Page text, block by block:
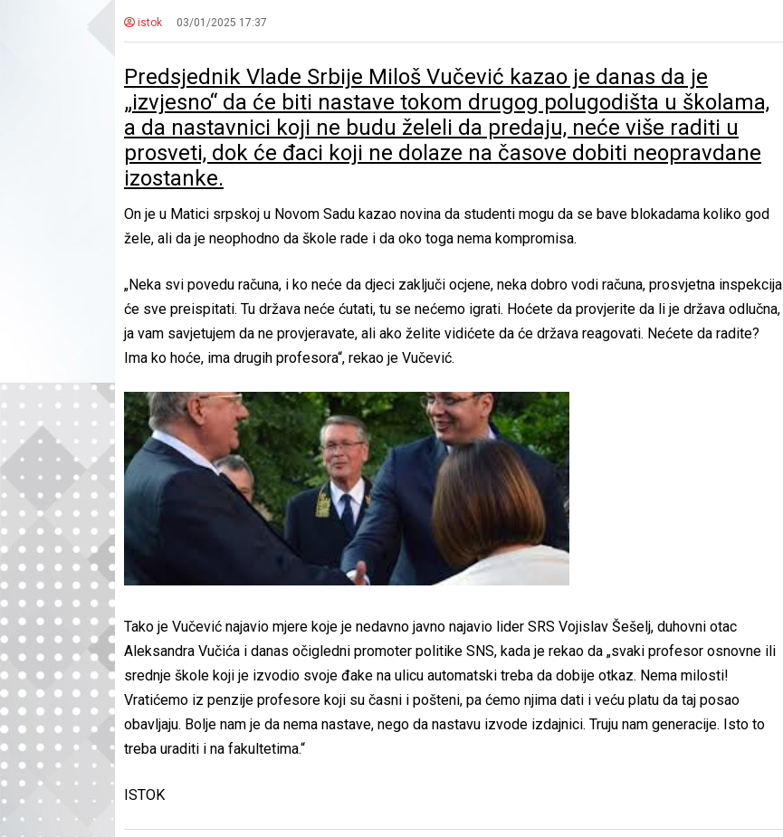
istok 03/01/2025 17:37
Predsjednik Vlade Srbije Miloš Vučević kazao je danas da je
„izvjesno“ da će biti nastave tokom drugog polugodišta u školama,
a da nastavnici koji ne budu želeli da predaju, neće više raditi u
prosveti, dok će đaci koji ne dolaze na časove dobiti neopravdane
izostanke.
On je u Matici srpskoj u Novom Sadu kazao novina da studenti mogu da se bave blokadama koliko god
žele, ali da je neophodno da škole rade i da oko toga nema kompromisa.
„Neka svi povedu računa, i ko neće da djeci zaključi ocjene, neka dobro vodi računa, prosvjetna inspekcija
će sve preispitati. Tu država neće ćutati, tu se nećemo igrati. Hoćete da provjerite da li je država odlučna,
ja vam savjetujem da ne provjeravate, ali ako želite vidićete da će država reagovati. Nećete da radite?
Ima ko hoće, ima drugih profesora“, rekao je Vučević.
Tako je Vučević najavio mjere koje je nedavno javno najavio lider SRS Vojislav Šešelj, duhovni otac
Aleksandra Vučića i danas očigledni promoter politike SNS, kada je rekao da „svaki profesor osnovne ili
srednje škole koji je izvodio svoje đake na ulicu automatski treba da dobije otkaz. Nema milosti!
Vratićemo iz penzije profesore koji su časni i pošteni, pa ćemo njima dati i veću platu da taj posao
obavljaju. Bolje nam je da nema nastave, nego da nastavu izvode izdajnici. Truju nam generacije. Isto to
treba uraditi i na fakultetima.“
ISTOK